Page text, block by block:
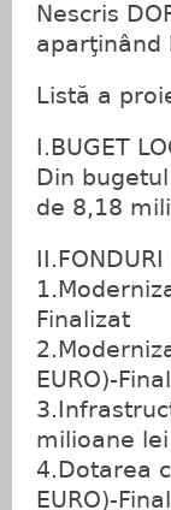
Nescris
aparţinând
Listă a
I.BUGET
Din
de 8,18
Finalizat
EURO)-
milioane
4.Dotarea
EURO)-